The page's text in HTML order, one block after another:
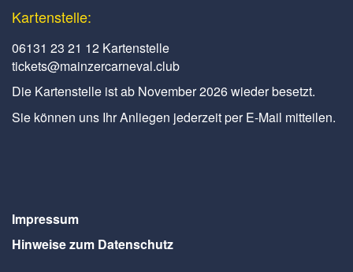
Kartenstelle:
06131 23 21 12 Kartenstelle
tickets@mainzercarneval.club
Die Kartenstelle ist ab November 2026 wieder besetzt.
Sie können uns Ihr Anliegen jederzeit per E-Mail mitteilen.
Impressum
Hinweise zum Datenschutz